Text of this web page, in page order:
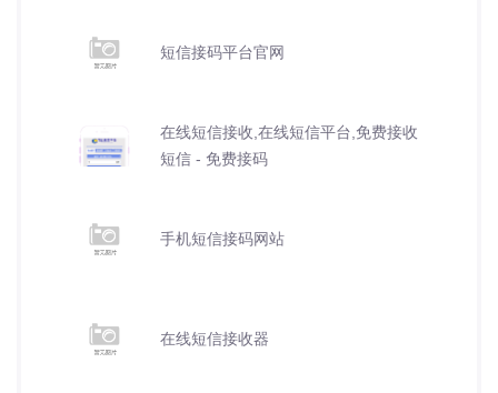
短信接码平台官网
在线短信接收,在线短信平台,免费接收
短信 - 免费接码
手机短信接码网站
在线短信接收器